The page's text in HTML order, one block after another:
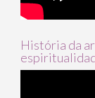
História da